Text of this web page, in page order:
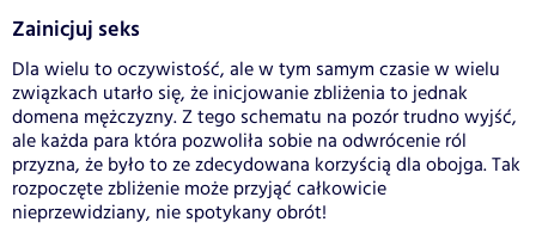
Zainicjuj seks
Dla wielu to oczywistość, ale w tym samym czasie w wielu
związkach utarło się, że inicjowanie zbliżenia to jednak
domena mężczyzny. Z tego schematu na pozór trudno wyjść,
ale każda para która pozwoliła sobie na odwrócenie ról
przyzna, że było to ze zdecydowana korzyścią dla obojga. Tak
rozpoczęte zbliżenie może przyjąć całkowicie
nieprzewidziany, nie spotykany obrót!